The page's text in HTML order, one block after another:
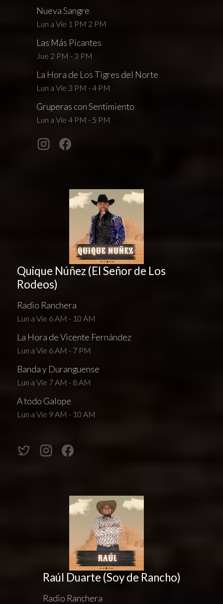
Nueva Sangre
Lun a Vie 1 PM 2 PM
Las Más Picantes
Jue 2 PM - 3 PM
La Hora de Los Tigres del Norte
Lun a Vie 3 PM - 4 PM
Gruperas con Sentimiento
Lun a Vie 4 PM - 5 PM
Quique Núñez (El Señor de Los
Rodeos)
Radio Ranchera
Lun a Vie 6 AM - 10 AM
La Hora de Vicente Fernández
Lun a Vie 6 AM - 7 PM
Banda y Duranguense
Lun a Vie 7 AM - 8 AM
A todo Galope
Lun a Vie 9 AM - 10 AM
Raúl Duarte (Soy de Rancho)
Radio Ranchera